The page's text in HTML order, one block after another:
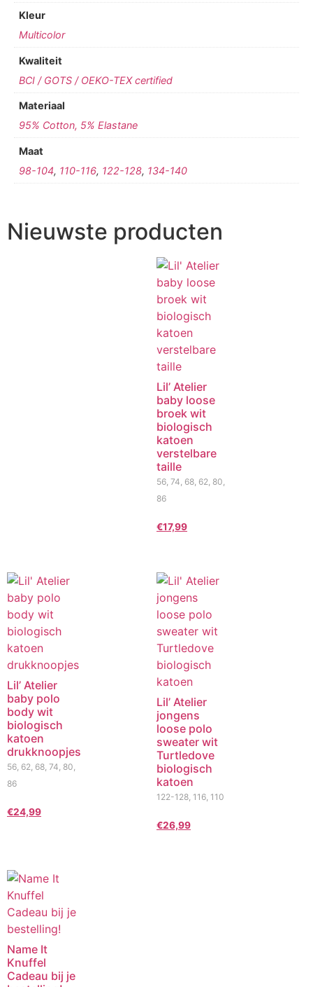
Kleur
Multicolor
Kwaliteit
BCI / GOTS / OEKO-TEX certified
Materiaal
95% Cotton, 5% Elastane
Maat
98-104, 110-116, 122-128, 134-140
Nieuwste producten
Lil’ Atelier
baby loose
broek wit
biologisch
katoen
verstelbare
taille
56, 74, 68, 62, 80,
86
€17,99
Lil’ Atelier
baby polo
body wit
biologisch
katoen
drukknoopjes
56, 62, 68, 74, 80,
86
€24,99
Lil’ Atelier
jongens
loose polo
sweater wit
Turtledove
biologisch
katoen
122-128, 116, 110
€26,99
Name It
Knuffel
Cadeau bij je